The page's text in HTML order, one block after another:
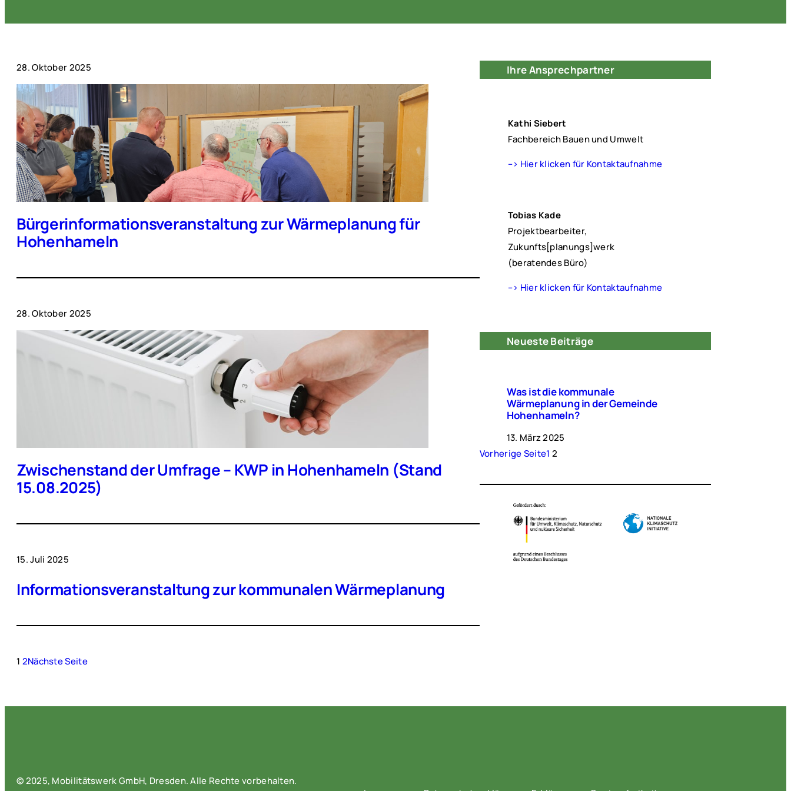
28. Oktober 2025
Bürgerinformationsveranstaltung zur Wärmeplanung für
Hohenhameln
28. Oktober 2025
Zwischenstand der Umfrage – KWP in Hohenhameln (Stand
15.08.2025)
15. Juli 2025
Informationsveranstaltung zur kommunalen Wärmeplanung
1 2Nächste Seite
Ihre Ansprechpartner
Kathi Siebert
Fachbereich Bauen und Umwelt
–> Hier klicken für Kontaktaufnahme
Tobias Kade
Projektbearbeiter,
Zukunfts[planungs]werk
(beratendes Büro)
–> Hier klicken für Kontaktaufnahme
Neueste Beiträge
Was ist die kommunale
Wärmeplanung in der Gemeinde
Hohenhameln?
13. März 2025
Vorherige Seite1 2
© 2025, Mobilitätswerk GmbH, Dresden. Alle Rechte vorbehalten.